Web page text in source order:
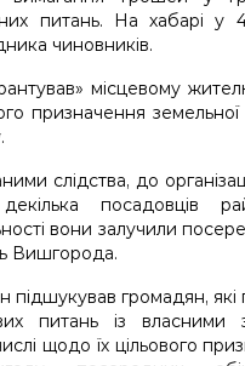
питань. На хабарі у
чиновників.
місцевому
призначення земельної
слідства, до
посадовців
вони залучили
Вишгорода.
підшукував громадян,
питань із власними
щодо їх цільового